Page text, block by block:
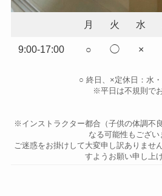
月 火 水
9:00-17:00 ○ ◯ ×
○ 終日、×定休日：水
※平日は不規則で
※インストラクター都合（子供の体調不
なる可能性もござい
ご迷惑をお掛けして大変申し訳ありませ
すようお願い申し上げ